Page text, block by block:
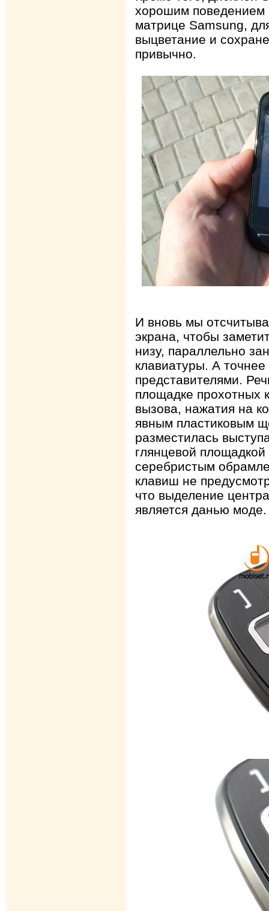
хорошим поведением
матрице Samsung,
выцветание и
привычно.
И вновь мы
экрана, чтобы
низу, параллельно
клавиатуры. А
представителями.
площадке прохотных
вызова, нажатия на
явным пластиковым
разместилась
глянцевой
серебристым
клавиш не
что выделение
является данью моде.